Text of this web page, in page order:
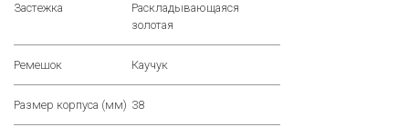
Застежка
Раскладывающаяся
золотая
Ремешок Каучук
Размер корпуса (мм) 38